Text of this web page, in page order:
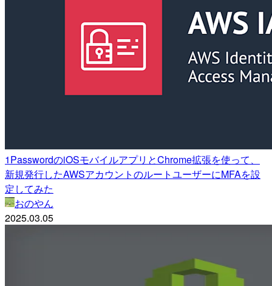
1PasswordのiOSモバイルアプリとChrome拡張を使って、
新規発行したAWSアカウントのルートユーザーにMFAを設
定してみた
おのやん
2025.03.05